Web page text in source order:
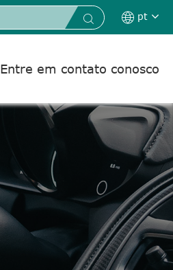
  pt
Entre em contato conosco